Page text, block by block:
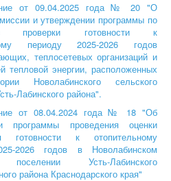
от 09.04.2025 года № 20 "О
и утверждении программы по
проверки готовности к
периоду 2025-2026 годов
теплосетевых организаций и
тепловой энергии, расположенных
Новолабинского сельского
Лабинского района".
от 08.04.2024 года № 18 "Об
программы проведения оценки
готовности к отопительному
2026 годов в Новолабинском
Усть-Лабинского
района Краснодарского края"